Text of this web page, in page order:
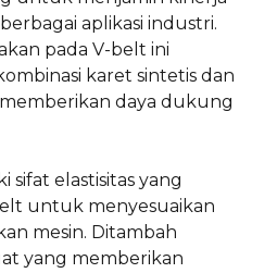
aplikasi industri.
pada V-belt ini
karet sintetis dan
daya dukung
sifat elastisitas yang
untuk menyesuaikan
mesin. Ditambah
yang memberikan